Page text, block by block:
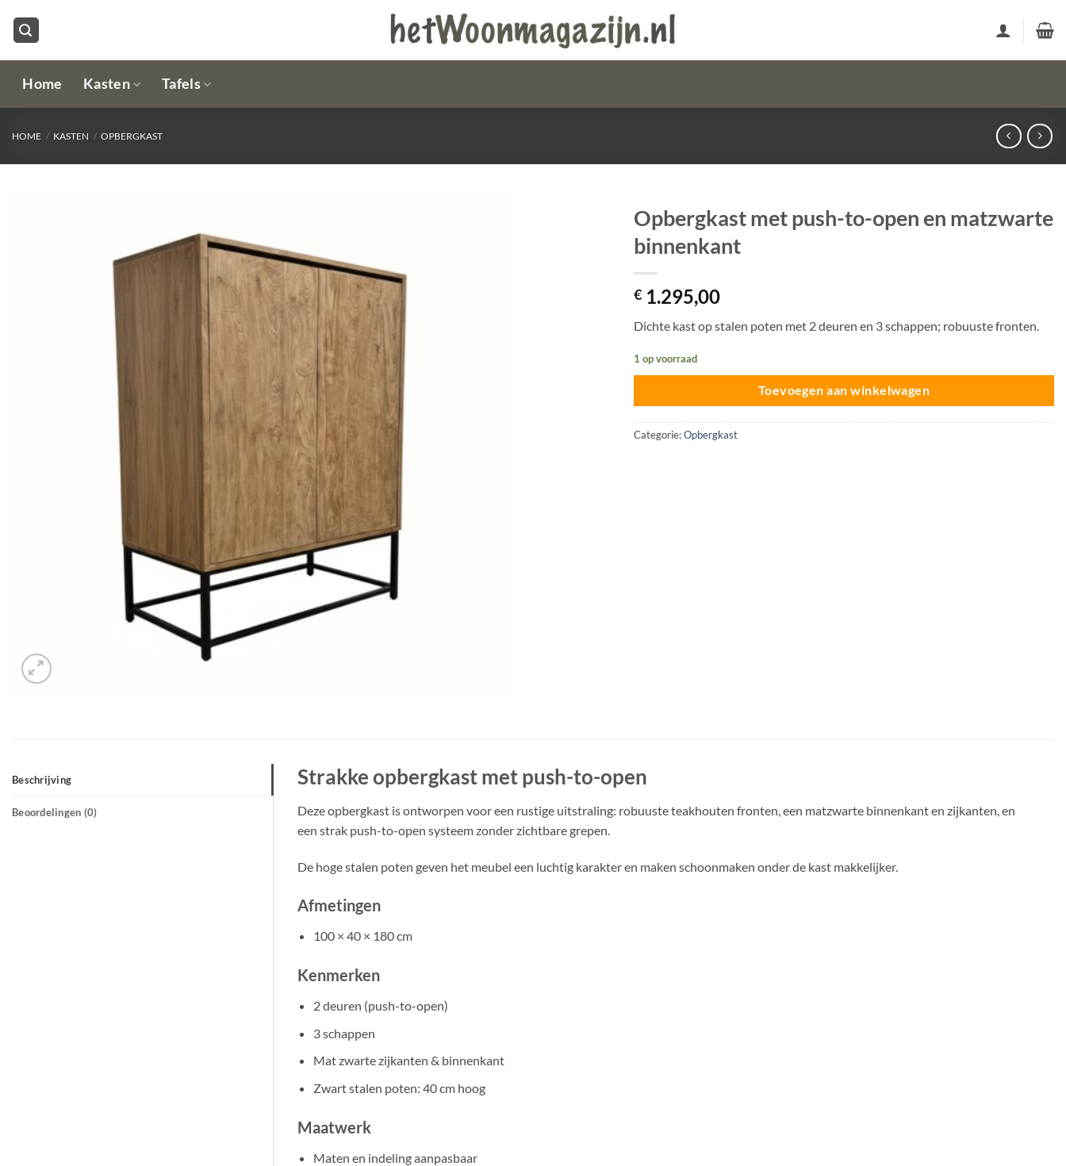
naar
Home Kasten Tafels
HOME / KASTEN / OPBERGKAST
Opbergkast met push-to-open en matzwarte
binnenkant
€ 1.295,00
Dichte kast op stalen poten met 2 deuren en 3 schappen; robuuste fronten.
1 op voorraad
Toevoegen aan winkelwagen
Categorie:Opbergkast
Beschrijving
Beoordelingen (0)
Strakke opbergkast met push-to-open
Deze opbergkast is ontworpen voor een rustige uitstraling: robuuste teakhouten fronten, een matzwarte binnenkant en zijkanten, en
een strak push-to-open systeem zonder zichtbare grepen.
De hoge stalen poten geven het meubel een luchtig karakter en maken schoonmaken onder de kast makkelijker.
Afmetingen
100 × 40 × 180 cm
Kenmerken
2 deuren (push-to-open)
3 schappen
Mat zwarte zijkanten & binnenkant
Zwart stalen poten: 40 cm hoog
Maatwerk
Maten en indeling aanpasbaar